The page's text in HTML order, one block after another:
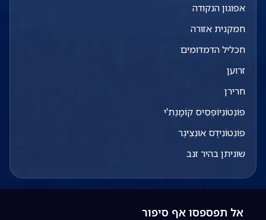
אפוגון הנקודה
חמקנית אזורה
חכליל הדמדומים
זרוען
חרירן
פּוֹנְטוֹנִיוֹפְּסִיס קוֹמַנְתִ'י
פּוֹנְטוֹנִידֶס אוּנְצִיגֶר
שוניתן בהיר זנב
אל תפספסו אף סיפור